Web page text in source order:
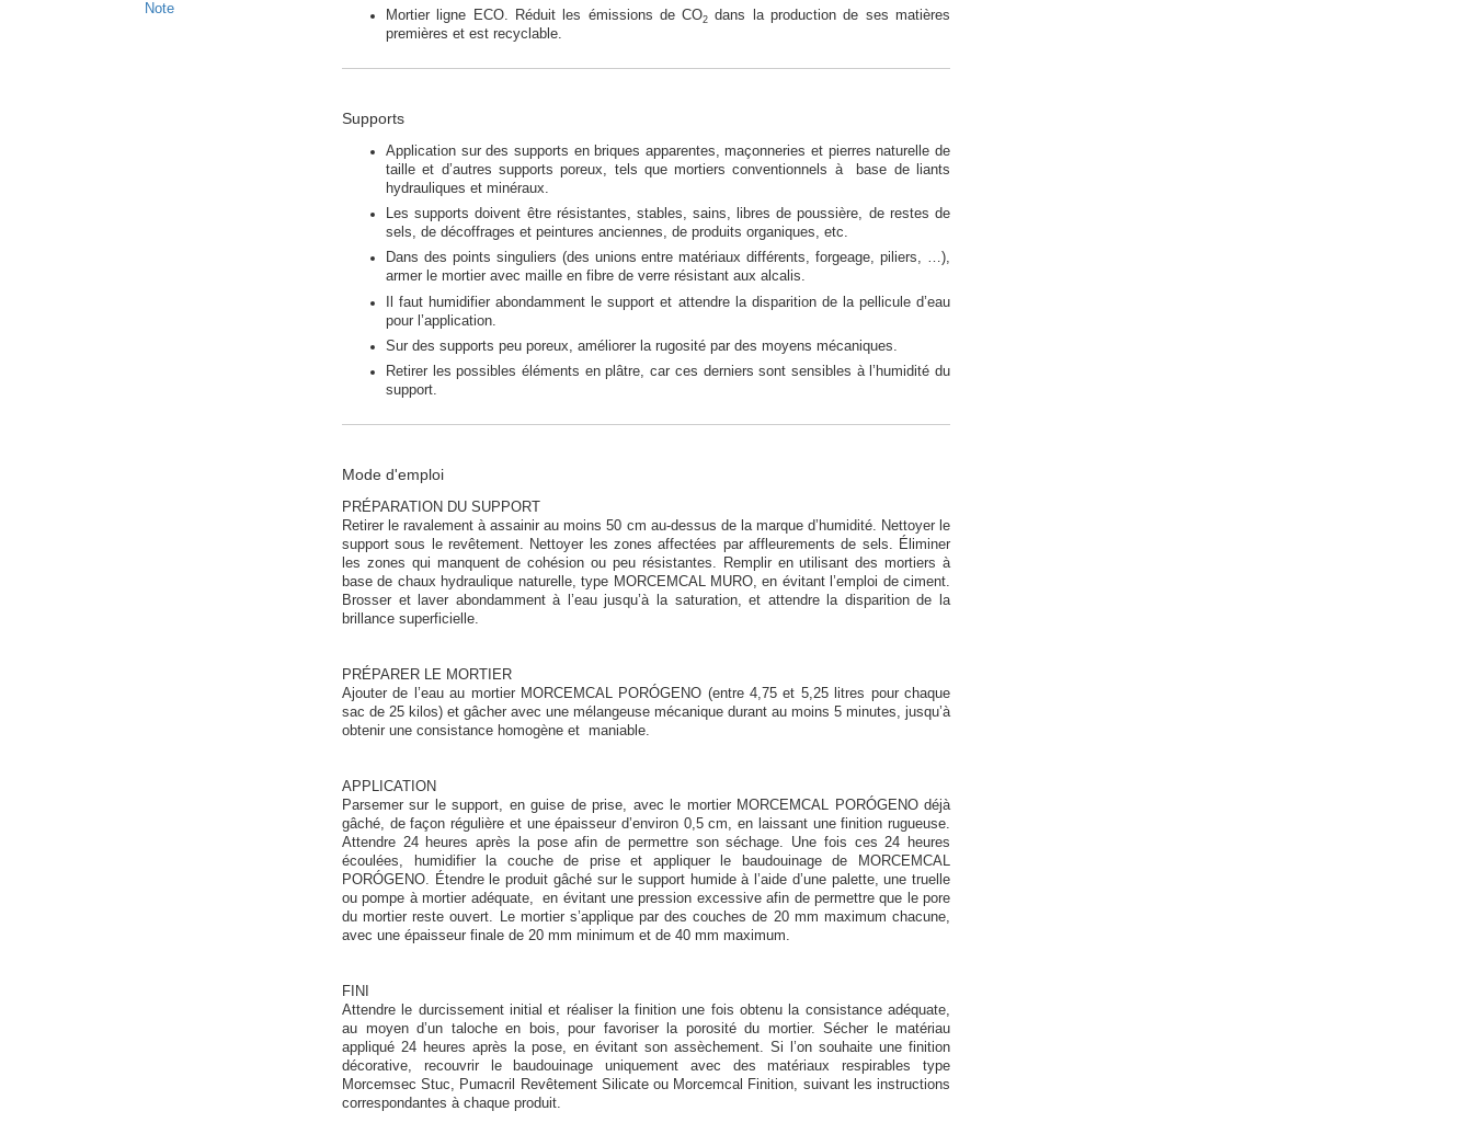
Note
Mortier ligne ECO. Réduit les émissions de CO2 dans la production de ses matières
premières et est recyclable.
Supports
Application sur des supports en briques apparentes, maçonneries et pierres naturelle de
taille et d’autres supports poreux, tels que mortiers conventionnels à base de liants
hydrauliques et minéraux.
Les supports doivent être résistantes, stables, sains, libres de poussière, de restes de
sels, de décoffrages et peintures anciennes, de produits organiques, etc.
Dans des points singuliers (des unions entre matériaux différents, forgeage, piliers, …),
armer le mortier avec maille en fibre de verre résistant aux alcalis.
Il faut humidifier abondamment le support et attendre la disparition de la pellicule d’eau
pour l’application.
Sur des supports peu poreux, améliorer la rugosité par des moyens mécaniques.
Retirer les possibles éléments en plâtre, car ces derniers sont sensibles à l’humidité du
support.
Mode d'emploi
PRÉPARATION DU SUPPORT
Retirer le ravalement à assainir au moins 50 cm au-dessus de la marque d’humidité. Nettoyer le
support sous le revêtement. Nettoyer les zones affectées par affleurements de sels. Éliminer
les zones qui manquent de cohésion ou peu résistantes. Remplir en utilisant des mortiers à
base de chaux hydraulique naturelle, type MORCEMCAL MURO, en évitant l’emploi de ciment.
Brosser et laver abondamment à l’eau jusqu’à la saturation, et attendre la disparition de la
brillance superficielle.
PRÉPARER LE MORTIER
Ajouter de l’eau au mortier MORCEMCAL PORÓGENO (entre 4,75 et 5,25 litres pour chaque
sac de 25 kilos) et gâcher avec une mélangeuse mécanique durant au moins 5 minutes, jusqu’à
obtenir une consistance homogène et maniable.
APPLICATION
Parsemer sur le support, en guise de prise, avec le mortier MORCEMCAL PORÓGENO déjà
gâché, de façon régulière et une épaisseur d’environ 0,5 cm, en laissant une finition rugueuse.
Attendre 24 heures après la pose afin de permettre son séchage. Une fois ces 24 heures
écoulées, humidifier la couche de prise et appliquer le baudouinage de MORCEMCAL
PORÓGENO. Étendre le produit gâché sur le support humide à l’aide d’une palette, une truelle
ou pompe à mortier adéquate, en évitant une pression excessive afin de permettre que le pore
du mortier reste ouvert. Le mortier s’applique par des couches de 20 mm maximum chacune,
avec une épaisseur finale de 20 mm minimum et de 40 mm maximum.
FINI
Attendre le durcissement initial et réaliser la finition une fois obtenu la consistance adéquate,
au moyen d’un taloche en bois, pour favoriser la porosité du mortier. Sécher le matériau
appliqué 24 heures après la pose, en évitant son assèchement. Si l’on souhaite une finition
décorative, recouvrir le baudouinage uniquement avec des matériaux respirables type
Morcemsec Stuc, Pumacril Revêtement Silicate ou Morcemcal Finition, suivant les instructions
correspondantes à chaque produit.